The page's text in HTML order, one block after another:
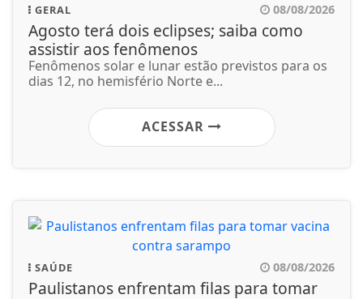
GERAL 08/08/2026
Agosto terá dois eclipses; saiba como
assistir aos fenômenos
Fenômenos solar e lunar estão previstos para os
dias 12, no hemisfério Norte e...
ACESSAR
SAÚDE 08/08/2026
Paulistanos enfrentam filas para tomar